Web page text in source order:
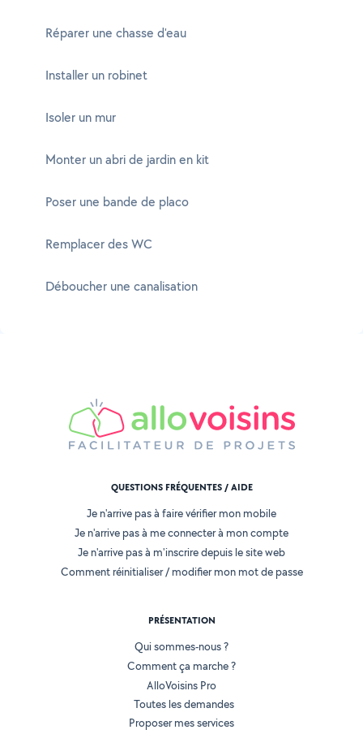
Réparer une chasse d'eau
Installer un robinet
Isoler un mur
Monter un abri de jardin en kit
Poser une bande de placo
Remplacer des WC
Déboucher une canalisation
QUESTIONS FRÉQUENTES / AIDE
Je n'arrive pas à faire vérifier mon mobile
Je n'arrive pas à me connecter à mon compte
Je n'arrive pas à m'inscrire depuis le site web
Comment réinitialiser / modifier mon mot de passe
PRÉSENTATION
Qui sommes-nous ?
Comment ça marche ?
AlloVoisins Pro
Toutes les demandes
Proposer mes services